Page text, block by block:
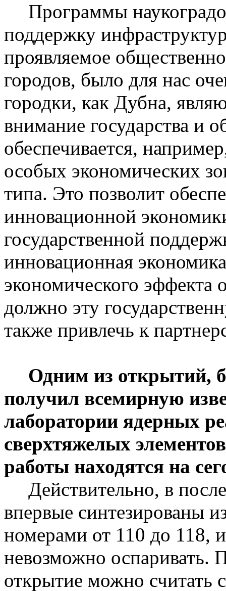
Программы
поддержку
проявляемое
городов, было для нас
городки, как Дубна,
внимание государства и
обеспечивается,
особых экономических
типа. Это позволит
инновационной
государственной
инновационная
экономического эффекта
должно эту
также привлечь к
Одним из открытий,
получил всемирную
лаборатории ядерных
сверхтяжелых
работы находятся на
Действительно, в
впервые синтезированы
номерами от 110 до 118,
невозможно оспаривать.
открытие можно считать